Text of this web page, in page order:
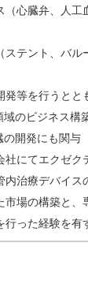
心臓弁、人工
テント、バル
等を行うとと
のビジネス構
開発にも関与
にてエクゼク
内治療デバイス
市場の構築と、
った経験を有